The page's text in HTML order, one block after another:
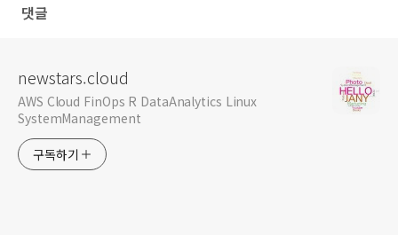
댓글
newstars.cloud
AWS Cloud FinOps R DataAnalytics Linux
SystemManagement
구독하기